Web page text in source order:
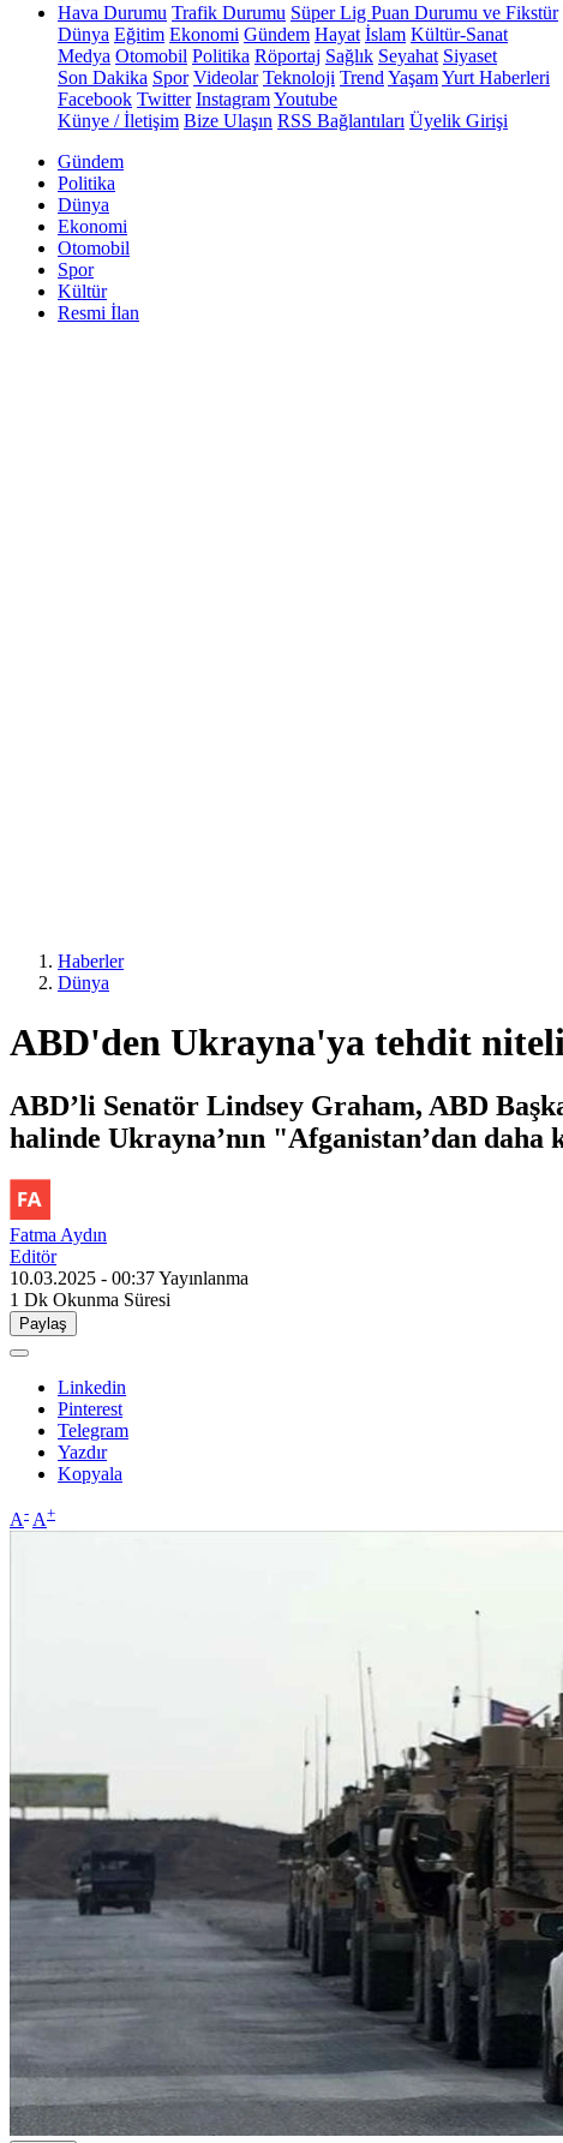
Hava Durumu Trafik Durumu Süper Lig Puan Durumu ve Fikstür
Dünya Eğitim Ekonomi Gündem Hayat İslam Kültür-Sanat
Medya Otomobil Politika Röportaj Sağlık Seyahat Siyaset
Son Dakika Spor Videolar Teknoloji Trend YaşamYurt Haberleri
Facebook Twitter InstagramYoutube
Künye / İletişim Bize Ulaşın RSS Bağlantıları Üyelik Girişi
Gündem
Politika
Dünya
Ekonomi
Otomobil
Spor
Kültür
Resmi İlan
Haberler
Dünya
ABD'den Ukrayna'ya tehdit
ABD’li Senatör Lindsey Graham, ABD
halinde Ukrayna’nın "Afganistan’dan daha
Fatma Aydın
Editör
10.03.2025 - 00:37Yayınlanma
1 Dk Okunma Süresi
Paylaş
Linkedin
Pinterest
Telegram
Yazdır
Kopyala
A- A+